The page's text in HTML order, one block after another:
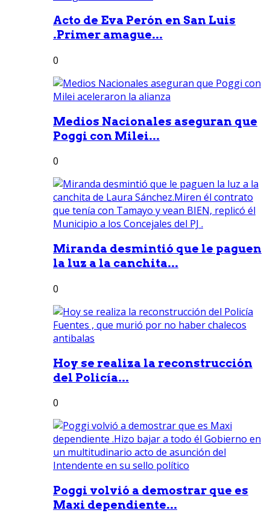
Acto de Eva Perón en San Luis
.Primer amague...
0
Medios Nacionales aseguran que
Poggi con Milei...
0
Miranda desmintió que le paguen
la luz a la canchita...
0
Hoy se realiza la reconstrucción
del Policía...
0
Poggi volvió a demostrar que es
Maxi dependiente...